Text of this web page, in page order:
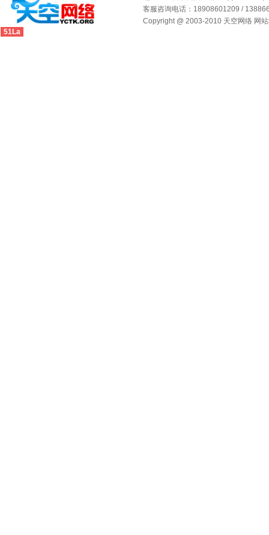
客服咨询电话：18908601209 /
Copyright @ 2003-2010 天空网络 网
51La